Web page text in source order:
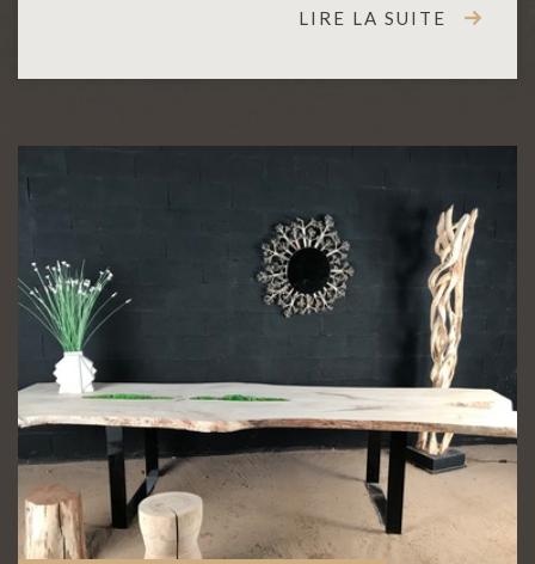
LIRE LA SUITE